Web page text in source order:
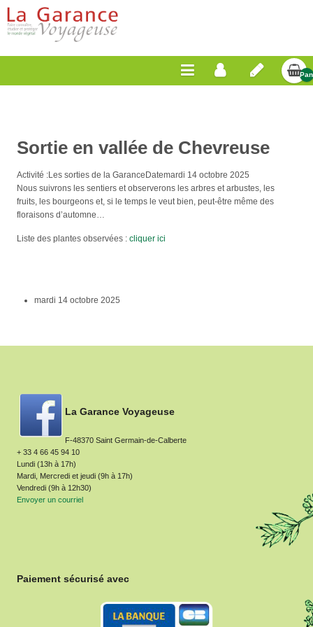
Sortie en vallée de Chevreuse
Activité :Les sorties de la Garance Datemardi 14 octobre 2025
Nous suivrons les sentiers et observerons les arbres et arbustes, les
fruits, les bourgeons et, si le temps le veut bien, peut-être même des
floraisons d’automne…
Liste des plantes observées : cliquer ici
mardi 14 octobre 2025
La Garance Voyageuse
F-48370 Saint Germain-de-Calberte
+ 33 4 66 45 94 10
Lundi (13h à 17h)
Mardi, Mercredi et jeudi (9h à 17h)
Vendredi (9h à 12h30)
Envoyer un courriel
Paiement sécurisé avec